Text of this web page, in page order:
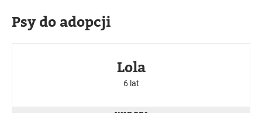
Psy do adopcji
Lola
6 lat